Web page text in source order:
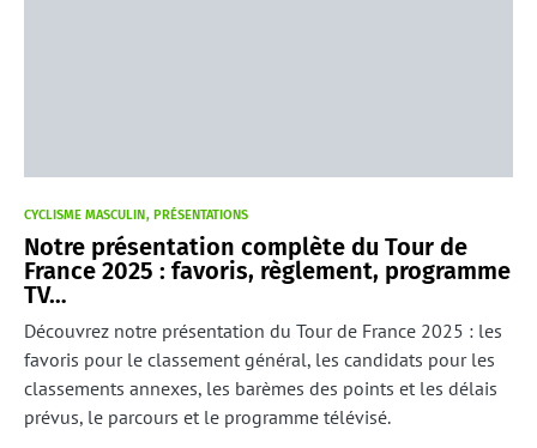
CYCLISME MASCULIN PRÉSENTATIONS
Notre présentation complète du Tour de
France 2025 : favoris, règlement, programme
TV…
Découvrez notre présentation du Tour de France 2025 : les
favoris pour le classement général, les candidats pour les
classements annexes, les barèmes des points et les délais
prévus, le parcours et le programme télévisé.